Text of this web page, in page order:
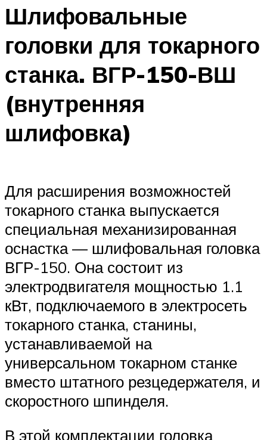
Шлифовальные
головки для токарного
станка. ВГР-150-ВШ
(внутренняя
шлифовка)
Для расширения возможностей
токарного станка выпускается
специальная механизированная
оснастка — шлифовальная головка
ВГР-150. Она состоит из
электродвигателя мощностью 1.1
кВт, подключаемого в электросеть
токарного станка, станины,
устанавливаемой на
универсальном токарном станке
вместо штатного резцедержателя, и
скоростного шпинделя.
В этой комплектации головка